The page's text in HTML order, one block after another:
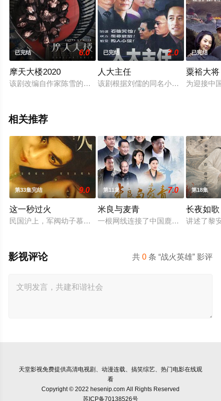
已完结 6.0
摩天大楼2020
该剧改编自作家陈雪的同名小说，讲述了在一幢摩天大楼中，美
已完结 2.0
人大主任
该剧根据刘儒的同名小说改编，是我
已完结
粟裕大将
为迎接中
相关推荐
第33集完结 9.0
这一秒过火
民国沪上，军阀幼子慕容清峄（张凌赫 饰）因被抱错而受尽养
第11集 7.0
米良与麦青
一根网线连接了中国鹿鸣村和英国牛
第18集
长夜如歌
讲述了黎
共0 条 “战火英雄” 影评
影视评论
天堂影视免费提供高清电视剧、动漫连载、搞笑综艺、热门电影在线观
看
Copyright © 2022 hesenip.com All Rights Reserved
苏ICP备70138526号